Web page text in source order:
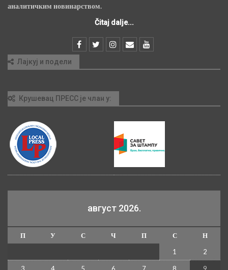
аналитичким новинарством.
Čitaj dalje...
Лајкуј и подели
Крушевац ПРЕСС је члан у:
август 2026.
П У С Ч П С
Н
1
2